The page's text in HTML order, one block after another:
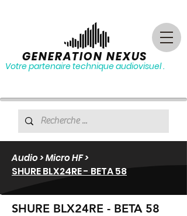
Votre partenaire technique audiovisuel .
GENERATION NEXUS
Audio > Micro HF >
SHURE BLX24RE - BETA 58
SHURE BLX24RE - BETA 58